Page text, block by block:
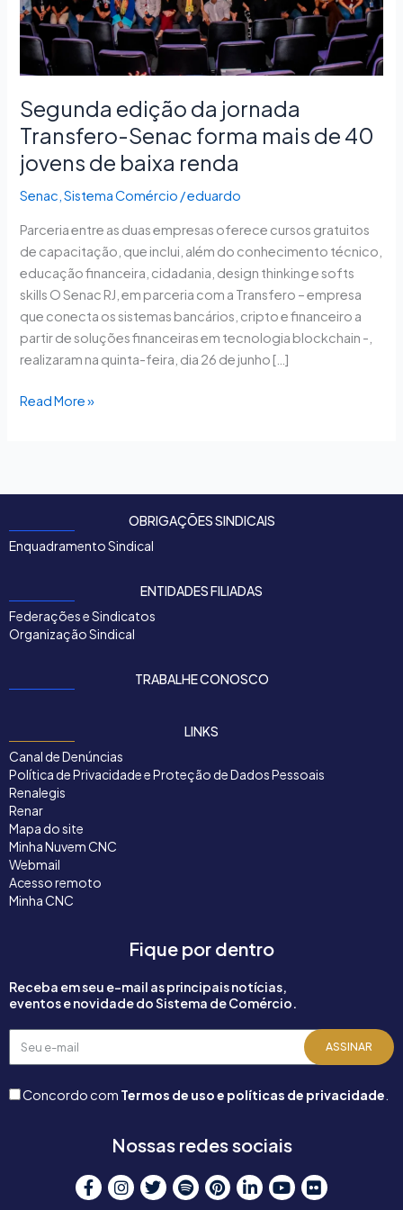
Segunda edição da jornada
Transfero-Senac forma mais de 40
jovens de baixa renda
Senac,Sistema Comércio /eduardo
Parceria entre as duas empresas oferece cursos gratuitos
de capacitação, que inclui, além do conhecimento técnico,
educação financeira, cidadania, design thinking e softs
skills O Senac RJ, em parceria com a Transfero – empresa
que conecta os sistemas bancários, cripto e financeiro a
partir de soluções financeiras em tecnologia blockchain -,
realizaram na quinta-feira, dia 26 de junho […]
forma
mais
de
40
jovens
de
baixa
renda
Read More »
OBRIGAÇÕES SINDICAIS
Enquadramento Sindical
ENTIDADES FILIADAS
Federações e Sindicatos
Organização Sindical
TRABALHE CONOSCO
LINKS
Canal de Denúncias
Política de Privacidade e Proteção de Dados Pessoais
Renalegis
Renar
Mapa do site
Minha Nuvem CNC
Webmail
Acesso remoto
Minha CNC
Fique por dentro
Receba em seu e-mail as principais notícias,
eventos e novidade do Sistema de Comércio.
Seu
e-
ASSINAR
Concordo com Termos de uso e políticas de privacidade
Nossas redes sociais
F
a
I
n
T
w
S
p
P
i
L
i
Y
o
F
l